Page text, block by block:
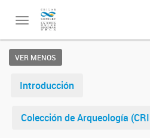
Toggle
VER MENOS
Introducción
Colección de Arqueología